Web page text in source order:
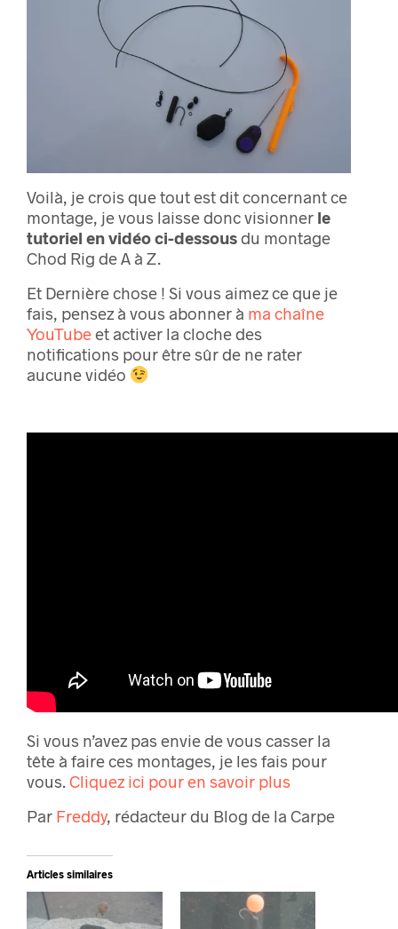
Voilà, je crois que tout est dit concernant ce
montage, je vous laisse donc visionner le
tutoriel en vidéo ci-dessousdu montage
Chod Rig de A à Z.
Et Dernière chose ! Si vous aimez ce que je
fais, pensez à vous abonner à ma chaîne
YouTubeet activer la cloche des
notifications pour être sûr de ne rater
aucune vidéo
Si vous n’avez pas envie de vous casser la
tête à faire ces montages, je les fais pour
vous.Cliquez ici pour en savoir plus
Par Freddy, rédacteur du Blog de la Carpe
Articles similaires